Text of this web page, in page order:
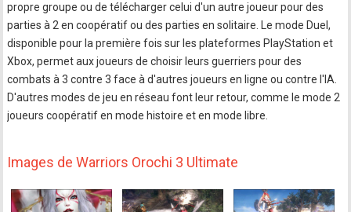
propre groupe ou de télécharger celui d'un autre joueur pour des
parties à 2 en coopératif ou des parties en solitaire. Le mode Duel,
disponible pour la première fois sur les plateformes PlayStation et
Xbox, permet aux joueurs de choisir leurs guerriers pour des
combats à 3 contre 3 face à d'autres joueurs en ligne ou contre l'IA.
D'autres modes de jeu en réseau font leur retour, comme le mode 2
joueurs coopératif en mode histoire et en mode libre.
Images de Warriors Orochi 3 Ultimate